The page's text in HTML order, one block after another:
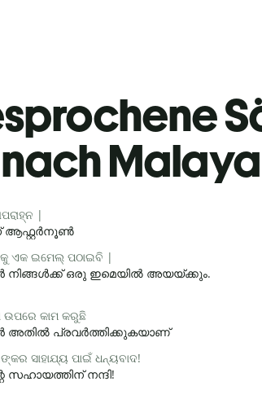
|
ଏକ ଇମେଲ୍ ପଠାଇବି |
നിങ്ങൾക്ക് ഒരു ഇമെയിൽ അയയ്ക്കും.
ଉପରେ କାମ କରୁଛି
അതിൽ പ്രവർത്തിക്കുകയാണ്
ସାହାଯ୍ୟ ପାଇଁ ଧନ୍ୟବାଦ!
സഹായത്തിന് നന്ദി!